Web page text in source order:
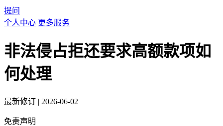
提问
个人中心 更多服务
非法侵占拒还要求高额款项如
何处理
最新修订 | 2026-06-02
免责声明